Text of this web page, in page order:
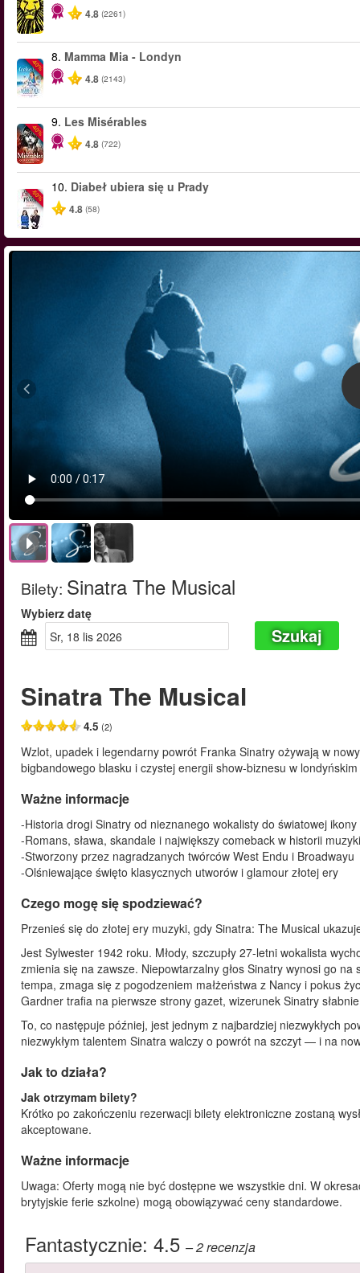
4.8 (2261)
-40%
8. Mamma Mia - Londyn
4.8 (2143)
-40%
9. Les Misérables
4.8 (722)
-50%
10. Diabeł ubiera się u Prady
4.8 (58)
Bilety: Sinatra The Musical
Wybierz datę
sr, 18 lis 2026
Szukaj
Sinatra The Musical
4.5 (2)
Wzlot, upadek i legendarny powrót Franka Sinatry ożywają w
bigbandowego blasku i czystej energii show-biznesu w
Ważne informacje
-Historia drogi Sinatry od nieznanego wokalisty do światowej ikony
-Romans, sława, skandale i największy comeback w historii muzyki
-Stworzony przez nagradzanych twórców West Endu i Broadwayu
-Olśniewające święto klasycznych utworów i glamour złotej ery
Czego mogę się spodziewać?
Przenieś się do złotej ery muzyki, gdy Sinatra: The Musical
Jest Sylwester 1942 roku. Młody, szczupły 27-letni wokalista
zmienia się na zawsze. Niepowtarzalny głos Sinatry wynosi go
tempa, zmaga się z pogodzeniem małżeństwa z Nancy i pokus
Gardner trafia na pierwsze strony gazet, wizerunek Sinatry
To, co następuje później, jest jednym z najbardziej niezwykłych
niezwykłym talentem Sinatra walczy o powrót na szczyt — i na
Jak to działa?
Jak otrzymam bilety?
Krótko po zakończeniu rezerwacji bilety elektroniczne zostaną
akceptowane.
Ważne informacje
Uwaga: Oferty mogą nie być dostępne we wszystkie dni. W
brytyjskie ferie szkolne) mogą obowiązywać ceny standardowe.
Fantastycznie: 4.5 – 2recenzja